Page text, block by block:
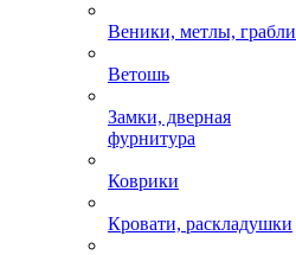
Веники, метлы, грабли
Ветошь
Замки, дверная
фурнитура
Коврики
Кровати, раскладушки